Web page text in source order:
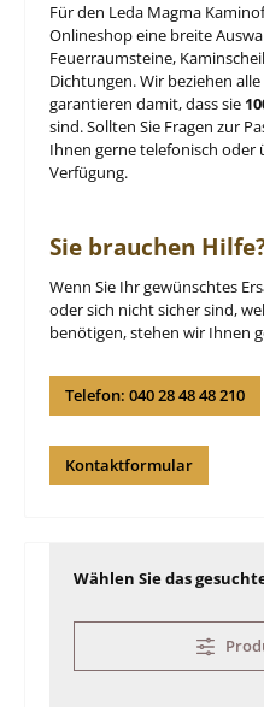
Für den Leda Magma
Onlineshop eine breite
Feuerraumsteine,
Dichtungen. Wir beziehen
garantieren damit, dass sie
sind. Sollten Sie Fragen zur
Ihnen gerne telefonisch
Verfügung.
Sie brauchen
Wenn Sie Ihr gewünschtes
oder sich nicht sicher sind,
benötigen, stehen wir Ihnen
Telefon: 040 28 48 48 210
Kontaktformular
Wählen Sie das